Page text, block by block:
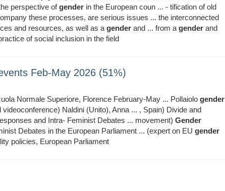
perspective ofgender in the European coun ... - tification of old
these processes, are serious issues ... the interconnected
and resources, as well as a gender and ... from a gender and
of social inclusion in the field
Feb-May 2026 (51%)
Normale Superiore, Florence February-May ... Pollaiolo gender
Naldini (Unito), Anna ... , Spain) Divide and
and Intra- Feminist Debates ... movement) Gender
Debates in the European Parliament ... (expert on EU gender
policies, European Parliament